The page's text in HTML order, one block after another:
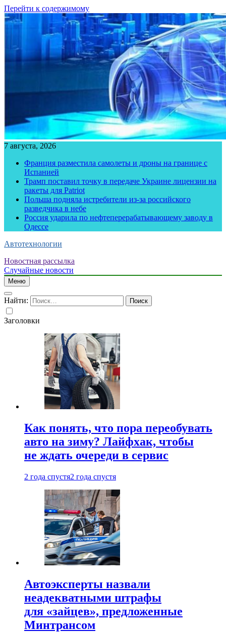
Перейти к содержимому
7 августа, 2026
Франция разместила самолеты и дроны на границе с
Испанией
Трамп поставил точку в передаче Украине лицензии на
ракеты для Patriot
Польша подняла истребители из-за российского
разведчика в небе
Россия ударила по нефтеперерабатывающему заводу в
Одессе
Автотехнологии
Новостная рассылка
Случайные новости
Меню
Найти:
Заголовки
Как понять, что пора переобувать
авто на зиму? Лайфхак, чтобы
не ждать очереди в сервис
2 года спустя2 года спустя
Автоэксперты назвали
неадекватными штрафы
для «зайцев», предложенные
Минтрансом